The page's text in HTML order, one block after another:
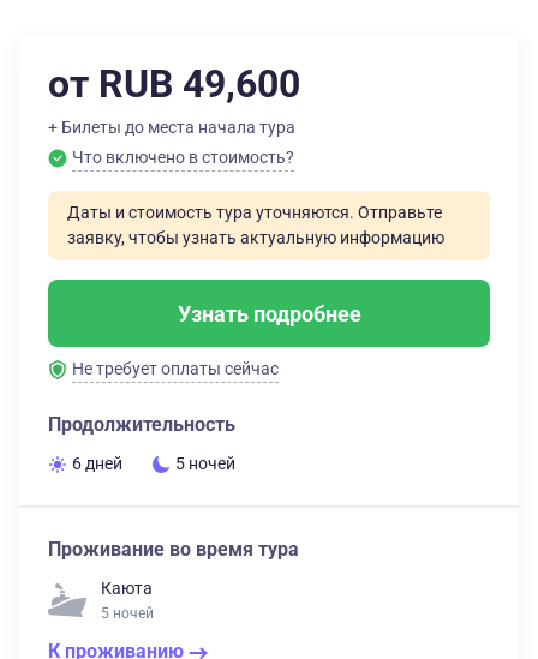
от RUB 49,600
+ Билеты до места начала тура
Что включено в стоимость?
Даты и стоимость тура уточняются. Отправьте
заявку, чтобы узнать актуальную информацию
Узнать подробнее
Не требует оплаты сейчас
Продолжительность
6 дней 5 ночей
Проживание во время тура
Каюта
5 ночей
К проживанию